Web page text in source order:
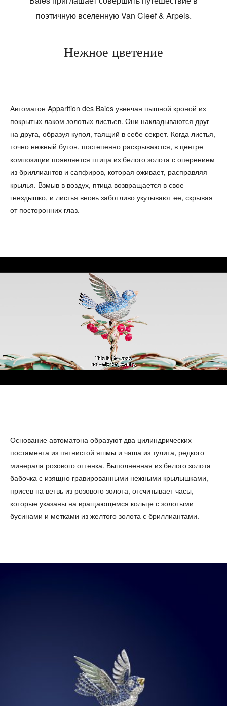
поэтичную вселенную Van Cleef & Arpels.
Нежное цветение
Автоматон Apparition des Baies увенчан пышной кроной из
покрытых лаком золотых листьев. Они накладываются друг
на друга, образуя купол, таящий в себе секрет. Когда листья,
точно нежный бутон, постепенно раскрываются, в центре
композиции появляется птица из белого золота с оперением
из бриллиантов и сапфиров, которая оживает, расправляя
крылья. Взмыв в воздух, птица возвращается в свое
гнездышко, и листья вновь заботливо укутывают ее, скрывая
от посторонних глаз.
Основание автоматона образуют два цилиндрических
постамента из пятнистой яшмы и чаша из тулита, редкого
минерала розового оттенка. Выполненная из белого золота
бабочка с изящно гравированными нежными крылышками,
присев на ветвь из розового золота, отсчитывает часы,
которые указаны на вращающемся кольце с золотыми
бусинами и метками из желтого золота с бриллиантами.